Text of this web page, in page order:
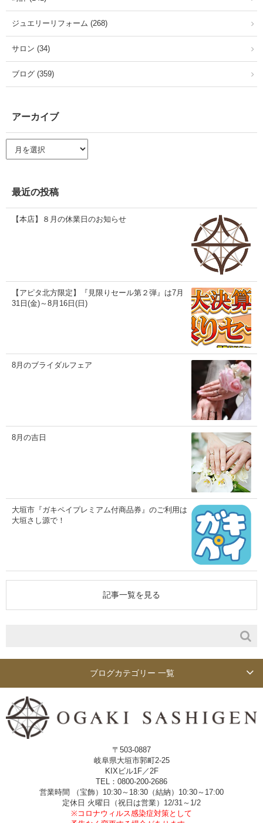
ジュエリーリフォーム (268)
サロン (34)
ブログ (359)
アーカイブ
ー
ブ
最近の投稿
【本店】８月の休業日のお知らせ
【アピタ北方限定】『見限りセール第２弾』は7月
31日(金)～8月16日(日)
8月のブライダルフェア
8月の吉日
大垣市『ガキペイプレミアム付商品券』のご利用は
大垣さし源で！
記事一覧を見る
ブログカテゴリー 一覧
〒503-0887
岐阜県大垣市郭町2-25
KIXビル1F／2F
TEL：0800-200-2686
営業時間 （宝飾）10:30～18:30（結納）10:30～17:00
定休日 火曜日（祝日は営業）12/31～1/2
※コロナウィルス感染症対策として